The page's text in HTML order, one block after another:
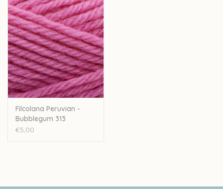
Filcolana Peruvian -
Bubblegum 313
€5,00